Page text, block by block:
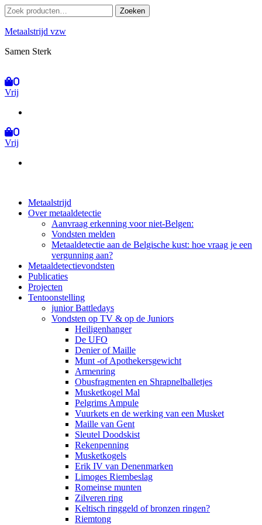
Ga
naar
de
Zoeken
naar:
Zoeken
Metaalstrijd vzw
Samen Sterk
0
Vrij
0
Vrij
Metaalstrijd
Over metaaldetectie
Aanvraag erkenning voor niet-Belgen:
Vondsten melden
Metaaldetectie aan de Belgische kust: hoe vraag je een
vergunning aan?
Metaaldetectievondsten
Publicaties
Projecten
Tentoonstelling
junior Battledays
Vondsten op TV & op de Juniors
Heiligenhanger
De UFO
Denier of Maille
Munt -of Apothekersgewicht
Armenring
Obusfragmenten en Shrapnelballetjes
Musketkogel Mal
Pelgrims Ampule
Vuurkets en de werking van een Musket
Maille van Gent
Sleutel Doodskist
Rekenpenning
Musketkogels
Erik IV van Denenmarken
Limoges Riembeslag
Romeinse munten
Zilveren ring
Keltisch ringgeld of bronzen ringen?
Riemtong